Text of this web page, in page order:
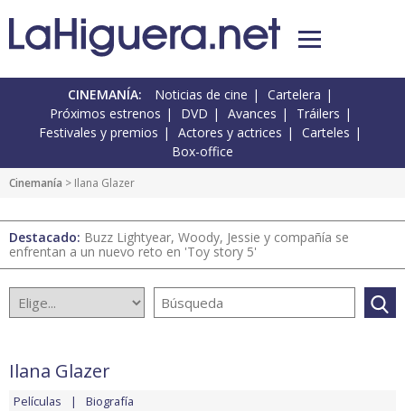
CINEMANÍA: Noticias de cine
Cartelera
Próximos estrenos
DVD Avances
Tráilers
Festivales y premios
Actores y actrices
Carteles
Box-office
Cinemanía > Ilana Glazer
Destacado: Buzz Lightyear, Woody, Jessie y compañía se
enfrentan a un nuevo reto en 'Toy story 5'
Ilana Glazer
Películas Biografía